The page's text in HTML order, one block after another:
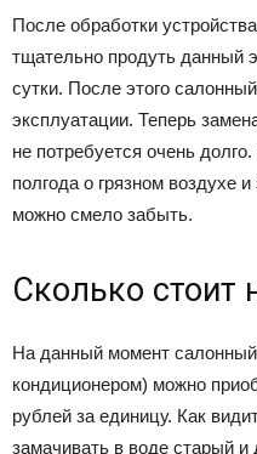
После обработки
тщательно продуть данный
сутки. После этого
эксплуатации. Теперь
не потребуется очень
полгода о грязном воздухе
можно смело забыть.
Сколько стоит
На данный момент
кондиционером) можно
рублей за единицу. Как
замачивать в воде старый